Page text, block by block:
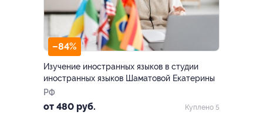
–84%
Изучение иностранных языков в студии
иностранных языков Шаматовой Екатерины
РФ
от 480 руб. Куплено 5